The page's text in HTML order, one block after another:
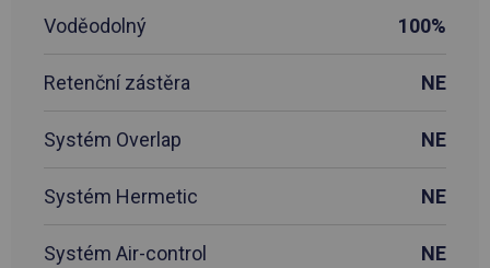
Voděodolný 100%
Retenční zástěra NE
Systém Overlap NE
Systém Hermetic NE
Systém Air-control NE